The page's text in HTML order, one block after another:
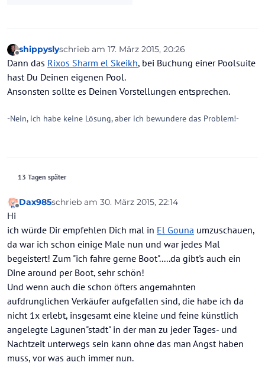
Offline
shippyslyschrieb am 17. März 2015, 20:26
zuletzt editiert von
Dann das Rixos Sharm el Skeikh, bei Buchung einer Poolsuite
hast Du Deinen eigenen Pool.
Ansonsten sollte es Deinen Vorstellungen entsprechen.
-Nein, ich habe keine Lösung, aber ich bewundere das Problem!-
13 Tagen später
Offline
Dax985schrieb am 30. März 2015, 22:14
zuletzt editiert von
Hi
ich würde Dir empfehlen Dich mal in El Gouna umzuschauen,
da war ich schon einige Male nun und war jedes Mal
begeistert! Zum "ich fahre gerne Boot".....da gibt's auch ein
Dine around per Boot, sehr schön!
Und wenn auch die schon öfters angemahnten
aufdrunglichen Verkäufer aufgefallen sind, die habe ich da
nicht 1x erlebt, insgesamt eine kleine und feine künstlich
angelegte Lagunen"stadt" in der man zu jeder Tages- und
Nachtzeit unterwegs sein kann ohne das man Angst haben
muss, vor was auch immer nun.